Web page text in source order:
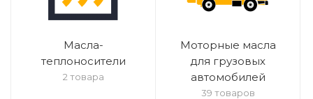
Масла-
теплоносители
2 товара
Моторные масла
для грузовых
автомобилей
39 товаров